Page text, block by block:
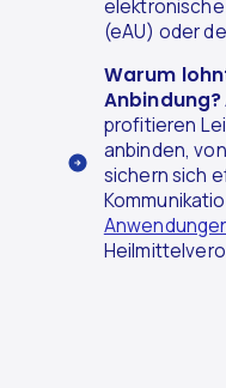
(eAU) oder
Warum
Anbindung?
profitieren
anbinden,
sichern sich